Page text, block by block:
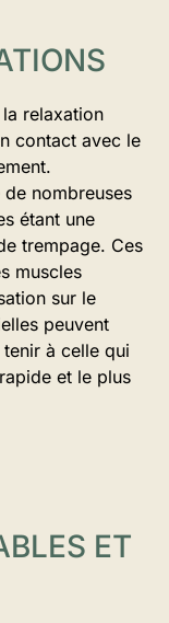
relaxation
contact avec le
de nombreuses
étant une
trempage. Ces
muscles
sur le
peuvent
tenir à celle qui
et le plus
ET